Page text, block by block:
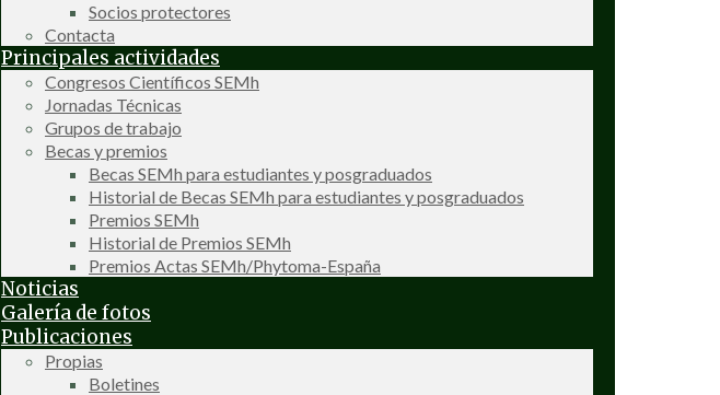
Socios protectores
Contacta
Principales actividades
Congresos Científicos SEMh
Jornadas Técnicas
Grupos de trabajo
Becas y premios
Becas SEMh para estudiantes y posgraduados
Historial de Becas SEMh para estudiantes y posgraduados
Premios SEMh
Historial de Premios SEMh
Premios Actas SEMh/Phytoma-España
Noticias
Galería de fotos
Publicaciones
Propias
Boletines